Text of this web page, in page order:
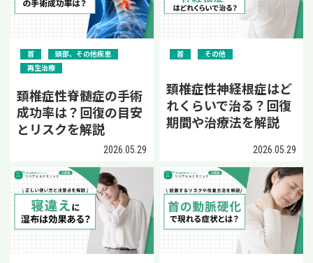
首
頭部、その他疾患
再生治療
頚椎症性脊髄症の手術
成功率は？回復の目安
とリスクを解説
2026.05.29
首 その他
頚椎症性神経根症はど
れくらいで治る？回復
期間や治療法を解説
2026.05.29